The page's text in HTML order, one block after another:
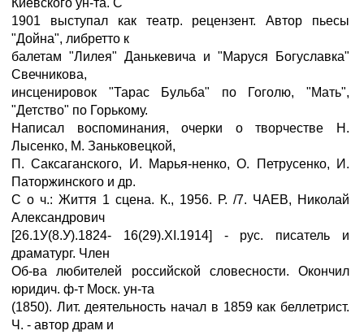
Киевского ун-та. С
1901 выступал как театр. рецензент. Автор пьесы
"Дойна", либретто к
балетам "Лилея" Данькевича и "Маруся Богуславка"
Свечникова,
инсценировок "Тарас Бульба" по Гоголю, "Мать",
"Детство" по Горькому.
Написал воспоминания, очерки о творчестве Н.
Лысенко, М. Заньковецкой,
П. Саксаганского, И. Марья-ненко, О. Петрусенко, И.
Паторжинского и др.
С о ч.: Життя 1 сцена. К., 1956. Р. /7. ЧАЕВ, Николай
Александрович
[26.1У(8.У).1824- 16(29).XI.1914] - рус. писатель и
драматург. Член
Об-ва любителей российской словесности. Окончил
юридич. ф-т Моск. ун-та
(1850). Лит. деятельность начал в 1859 как беллетрист.
Ч. - автор драм и